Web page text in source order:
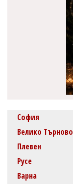
София
Велико Търново
Плевен
Русе
Варна